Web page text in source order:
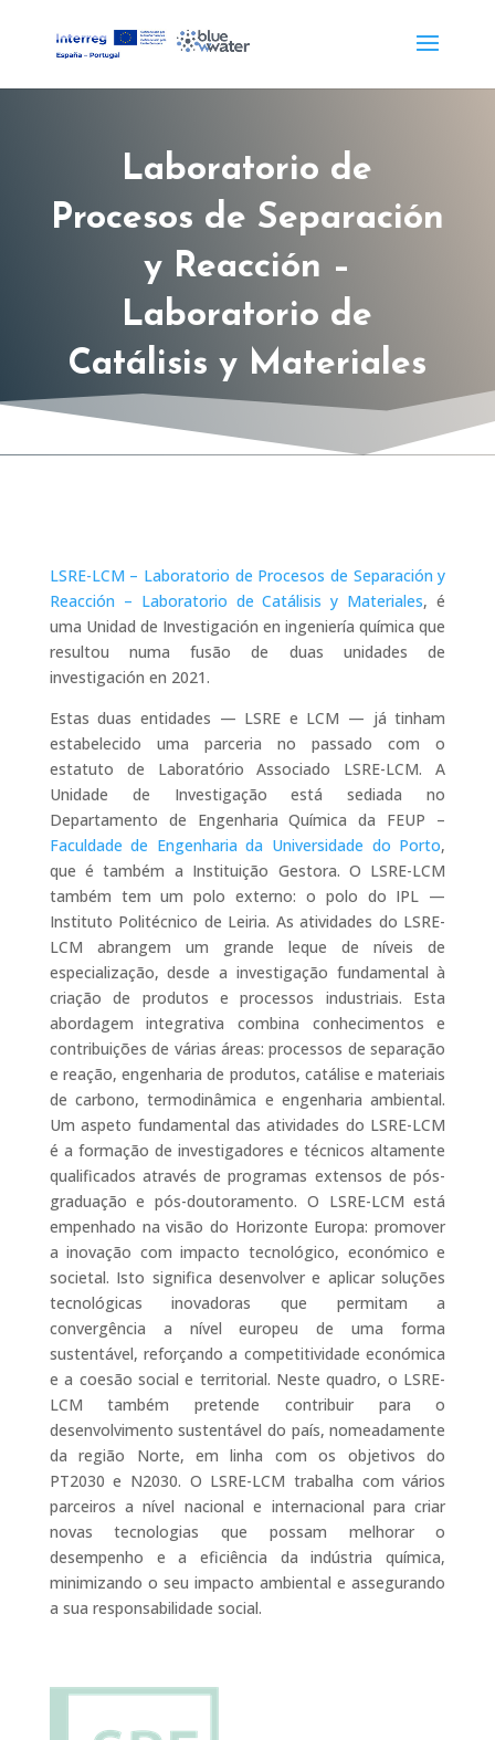
Laboratorio de
Procesos de Separación
y Reacción –
Laboratorio de
Catálisis y Materiales
LSRE-LCM – Laboratorio de Procesos de Separación y
Reacción – Laboratorio de Catálisis y Materiales, é
uma Unidad de Investigación en ingeniería química que
resultou numafusão de duas unidades de
investigación en 2021.
Estas duas entidades — LSRE e LCM — já tinham
estabelecido uma parceria no passado com o
estatuto de Laboratório Associado LSRE-LCM. A
Unidade de Investigação está sediada no
Departamento de Engenharia Química da FEUP –
Faculdade de Engenharia da Universidade do Porto,
que é também a Instituição Gestora. O LSRE-LCM
também tem um polo externo: o polo do IPL —
Instituto Politécnico de Leiria. As atividades do LSRE-
LCM abrangem um grande leque de níveis de
especialização, desde a investigação fundamental à
criação de produtos e processos industriais. Esta
abordagem integrativa combina conhecimentos e
contribuições de várias áreas: processos de separação
e reação, engenharia de produtos, catálise e materiais
de carbono, termodinâmica e engenharia ambiental.
Um aspeto fundamental das atividades do LSRE-LCM
é a formação de investigadores e técnicos altamente
qualificados através de programas extensos de pós-
graduação e pós-doutoramento. O LSRE-LCM está
empenhado na visão do Horizonte Europa: promover
a inovação com impacto tecnológico, económico e
societal. Isto significa desenvolver e aplicar soluções
tecnológicas inovadoras que permitam a
convergência a nível europeu de uma forma
sustentável, reforçando a competitividade económica
e a coesão social e territorial. Neste quadro, o LSRE-
LCM também pretende contribuir para o
desenvolvimento sustentável do país, nomeadamente
da região Norte, em linha com os objetivos do
PT2030 e N2030. O LSRE-LCM trabalha com vários
parceiros a nível nacional e internacional para criar
novas tecnologias que possam melhorar o
desempenho e a eficiência da indústria química,
minimizando o seu impacto ambiental e assegurando
a sua responsabilidade social.